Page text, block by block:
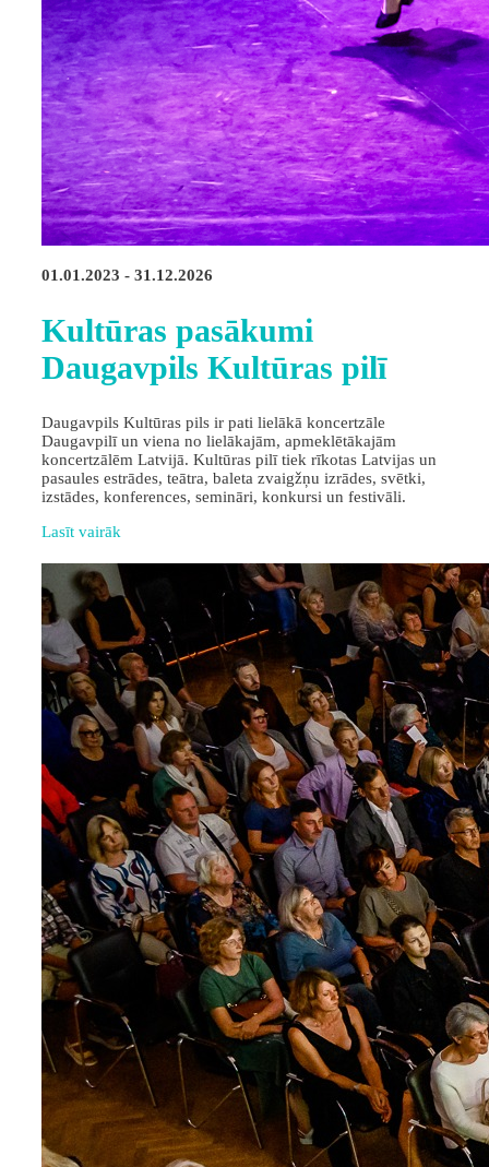
01.01.2023 - 31.12.2026
Kultūras pasākumi
Daugavpils Kultūras pilī
Daugavpils Kultūras pils ir pati lielākā koncertzāle
Daugavpilī un viena no lielākajām, apmeklētākajām
koncertzālēm Latvijā. Kultūras pilī tiek rīkotas Latvijas un
pasaules estrādes, teātra, baleta zvaigžņu izrādes, svētki,
izstādes, konferences, semināri, konkursi un festivāli.
Lasīt vairāk